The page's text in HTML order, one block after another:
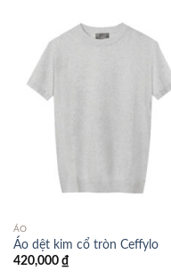
ÁO
Áo dệt kim cổ tròn Ceffylo
420,000 ₫